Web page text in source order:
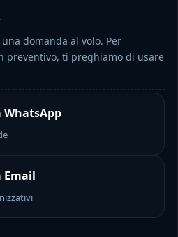
domanda al volo. Per
preventivo, ti preghiamo di usare
WhatsApp
Email